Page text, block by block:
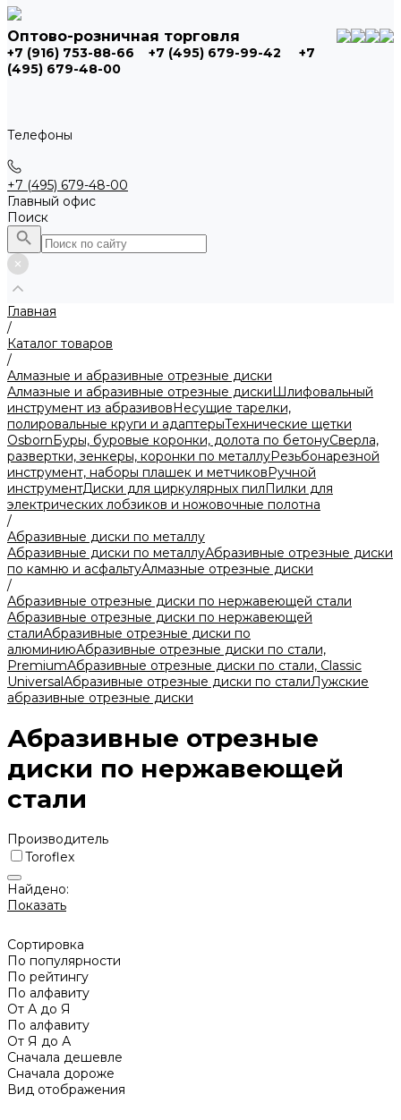
Оптово-розничная торговля
+7 (916) 753-88-66 +7 (495) 679-99-42
+7
(495) 679-48-00
Телефоны
+7 (495) 679-48-00
Главный офис
Поиск
Главная
/
Каталог товаров
/
Алмазные и абразивные отрезные диски
Алмазные и абразивные отрезные дискиШлифовальный
инструмент из абразивовНесущие тарелки,
полировальные круги и адаптерыТехнические щетки
OsbornБуры, буровые коронки, долота по бетонуСверла,
развертки, зенкеры, коронки по металлуРезьбонарезной
инструмент, наборы плашек и метчиковРучной
инструментДиски для циркулярных пилПилки для
электрических лобзиков и ножовочные полотна
/
Абразивные диски по металлу
Абразивные диски по металлуАбразивные отрезные диски
по камню и асфальтуАлмазные отрезные диски
/
Абразивные отрезные диски по нержавеющей стали
Абразивные отрезные диски по нержавеющей
сталиАбразивные отрезные диски по
алюминиюАбразивные отрезные диски по стали,
PremiumАбразивные отрезные диски по стали, Classic
UniversalАбразивные отрезные диски по сталиЛужские
абразивные отрезные диски
Абразивные отрезные
диски по нержавеющей
стали
Производитель
Toroflex
Найдено:
Показать
Сортировка
По популярности
По рейтингу
По алфавиту
От А до Я
По алфавиту
От Я до А
Сначала дешевле
Сначала дороже
Вид отображения